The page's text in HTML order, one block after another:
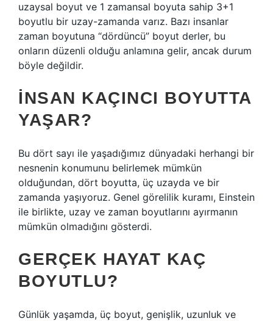
uzaysal boyut ve 1 zamansal boyuta sahip 3+1
boyutlu bir uzay-zamanda varız. Bazı insanlar
zaman boyutuna “dördüncü” boyut derler, bu
onların düzenli olduğu anlamına gelir, ancak durum
böyle değildir.
İNSAN KAÇINCI BOYUTTA
YAŞAR?
Bu dört sayı ile yaşadığımız dünyadaki herhangi bir
nesnenin konumunu belirlemek mümkün
olduğundan, dört boyutta, üç uzayda ve bir
zamanda yaşıyoruz. Genel görelilik kuramı, Einstein
ile birlikte, uzay ve zaman boyutlarını ayırmanın
mümkün olmadığını gösterdi.
GERÇEK HAYAT KAÇ
BOYUTLU?
Günlük yaşamda, üç boyut, genişlik, uzunluk ve